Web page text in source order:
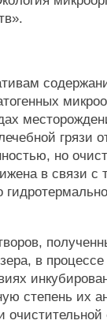
грязи
но
в связи с
в
степень их